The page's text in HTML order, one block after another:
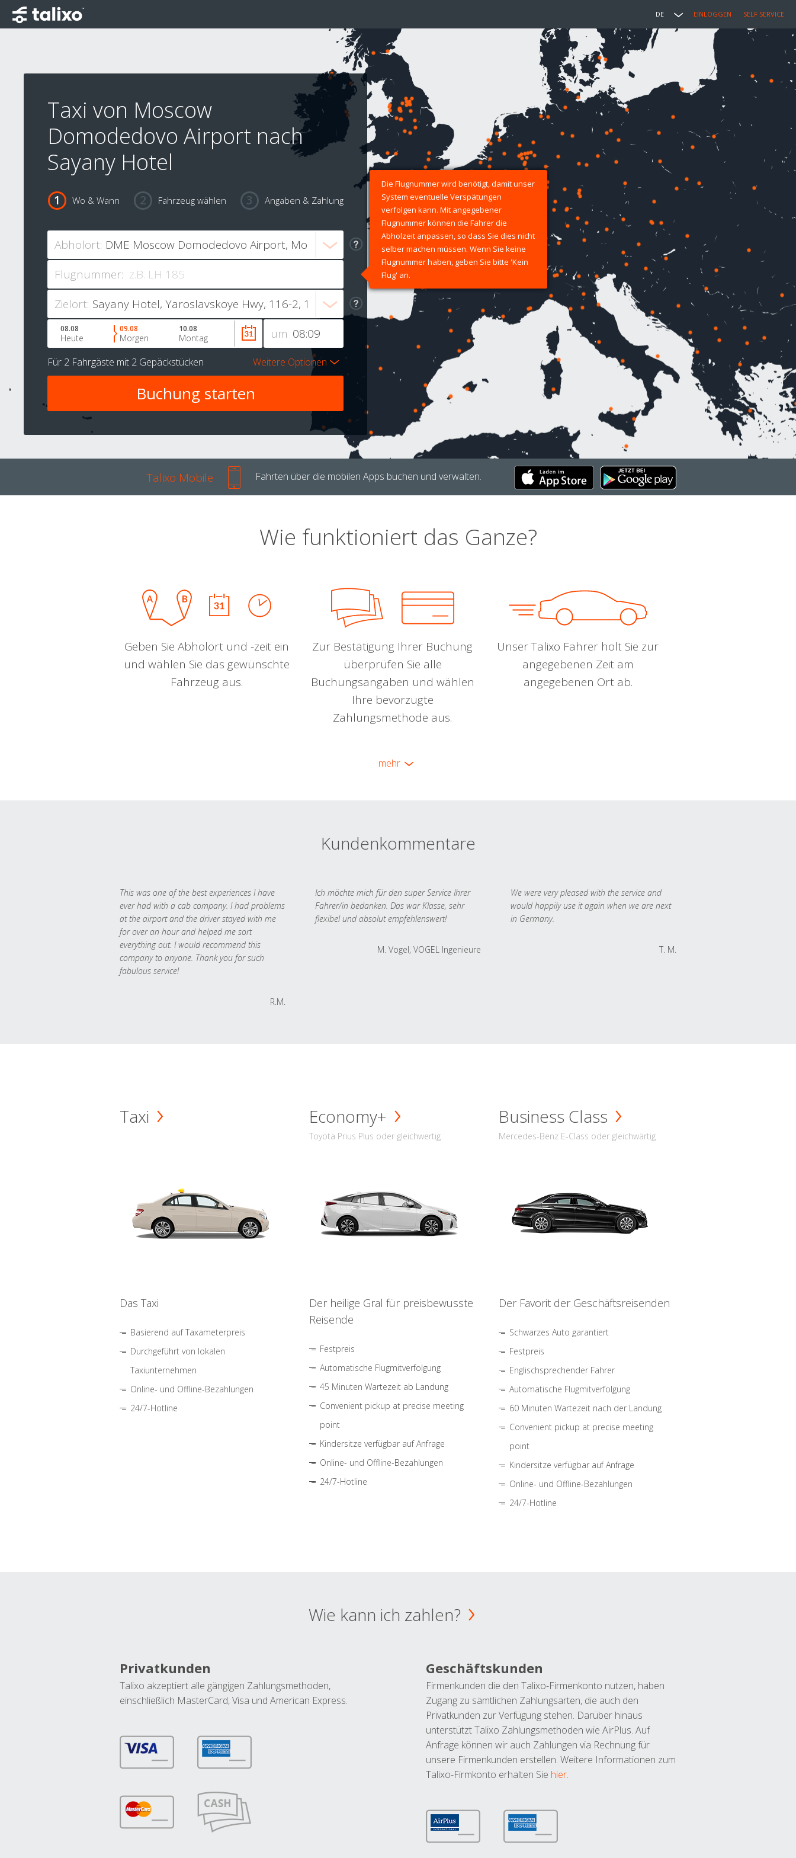
DE EINLOGGEN SELF SERVICE
Taxi von Moscow
Domodedovo Airport nach
Sayany Hotel
Wo & Wann Fahrzeug wählen Angaben & Zahlung
Abholort:
Flugnummer:
Die Flugnummer wird benötigt, damit unser
System eventuelle Verspätungen
verfolgen kann. Mit angegebener
Flugnummer können die Fahrer die
Abholzeit anpassen, so dass Sie dies nicht
selber machen müssen. Wenn Sie keine
Flugnummer haben, geben Sie bitte 'Kein
Flug' an.
Zielort:
um
08.08
Heute
09.08
Morgen
10.08
Montag
Für 2 Fahrgäste mit 2 Gepäckstücken Weitere Optionen
Talixo Mobile Fahrten über die mobilen Apps buchen und verwalten.
Wie funktioniert das Ganze?
Geben Sie Abholort und -zeit ein
und wählen Sie das gewünschte
Fahrzeug aus.
Zur Bestätigung Ihrer Buchung
überprüfen Sie alle
Buchungsangaben und wählen
Ihre bevorzugte
Zahlungsmethode aus.
Unser Talixo Fahrer holt Sie zur
angegebenen Zeit am
angegebenen Ort ab.
mehr
Kundenkommentare
This was one of the best experiences I have
ever had with a cab company. I had problems
at the airport and the driver stayed with me
for over an hour and helped me sort
everything out. I would recommend this
company to anyone. Thank you for such
fabulous service!
R.M.
Ich möchte mich für den super Service Ihrer
Fahrer/in bedanken. Das war Klasse, sehr
flexibel und absolut empfehlenswert!
M. Vogel, VOGEL Ingenieure
We were very pleased with the service and
would happily use it again when we are next
in Germany.
T. M.
Taxi
Das Taxi
Basierend auf Taxameterpreis
Durchgeführt von lokalen
Taxiunternehmen
Online- und Offline-Bezahlungen
24/7-Hotline
Economy+
Toyota Prius Plus oder gleichwertig
Der heilige Gral für preisbewusste
Reisende
Festpreis
Automatische Flugmitverfolgung
45 Minuten Wartezeit ab Landung
Convenient pickup at precise meeting
point
Kindersitze verfügbar auf Anfrage
Online- und Offline-Bezahlungen
24/7-Hotline
Business Class
Mercedes-Benz E-Class oder gleichwärtig
Der Favorit der Geschäftsreisenden
Schwarzes Auto garantiert
Festpreis
Englischsprechender Fahrer
Automatische Flugmitverfolgung
60 Minuten Wartezeit nach der Landung
Convenient pickup at precise meeting
point
Kindersitze verfügbar auf Anfrage
Online- und Offline-Bezahlungen
24/7-Hotline
Wie kann ich zahlen?
Privatkunden
Talixo akzeptiert alle gängigen Zahlungsmethoden,
einschließlich MasterCard, Visa und American Express.
Geschäftskunden
Firmenkunden die den Talixo-Firmenkonto nutzen, haben
Zugang zu sämtlichen Zahlungsarten, die auch den
Privatkunden zur Verfügung stehen. Darüber hinaus
unterstützt Talixo Zahlungsmethoden wie AirPlus. Auf
Anfrage können wir auch Zahlungen via Rechnung für
unsere Firmenkunden erstellen. Weitere Informationen zum
Talixo-Firmkonto erhalten Sie hier.